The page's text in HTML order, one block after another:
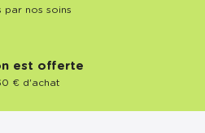
par nos soins
est offerte
€ d'achat